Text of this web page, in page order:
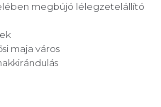
megbújó lélegzetelállító
maja város